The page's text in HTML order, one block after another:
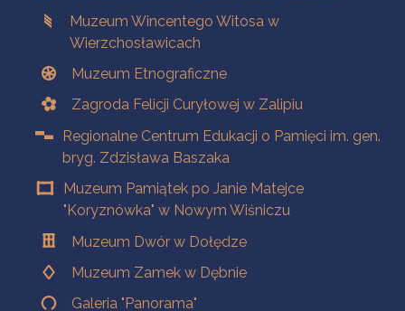
Muzeum Wincentego Witosa w
Wierzchosławicach
Muzeum Etnograficzne
Zagroda Felicji Curyłowej w Zalipiu
Regionalne Centrum Edukacji o Pamięci im. gen.
bryg. Zdzisława Baszaka
Muzeum Pamiątek po Janie Matejce
"Koryznówka" w Nowym Wiśniczu
Muzeum Dwór w Dołędze
Muzeum Zamek w Dębnie
Galeria "Panorama"